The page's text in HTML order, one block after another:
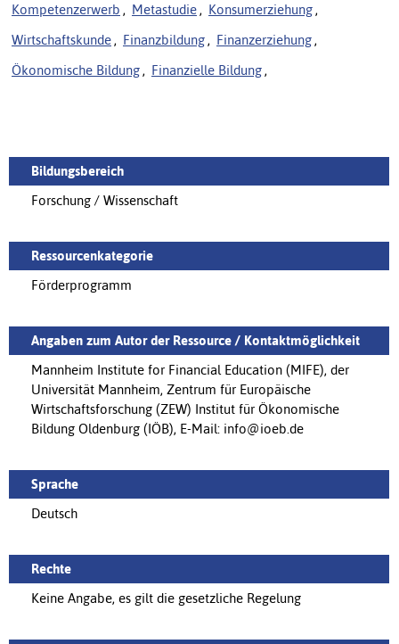
Kompetenzerwerb , Metastudie , Konsumerziehung ,
Wirtschaftskunde , Finanzbildung , Finanzerziehung ,
Ökonomische Bildung , Finanzielle Bildung ,
Bildungsbereich
Forschung / Wissenschaft
Ressourcenkategorie
Förderprogramm
Angaben zum Autor der Ressource / Kontaktmöglichkeit
Mannheim Institute for Financial Education (MIFE), der
Universität Mannheim, Zentrum für Europäische
Wirtschaftsforschung (ZEW) Institut für Ökonomische
Bildung Oldenburg (IÖB), E-Mail: info@ioeb.de
Sprache
Deutsch
Rechte
Keine Angabe, es gilt die gesetzliche Regelung